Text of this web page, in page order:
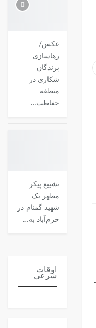
عکس/
رهاسازی
پرندگان
شکاری در
منطقه
حفاظت…
تشییع پیکر
مطهر یک
شهید گمنام در
خرم‌آباد به…
اوقات
شرعی